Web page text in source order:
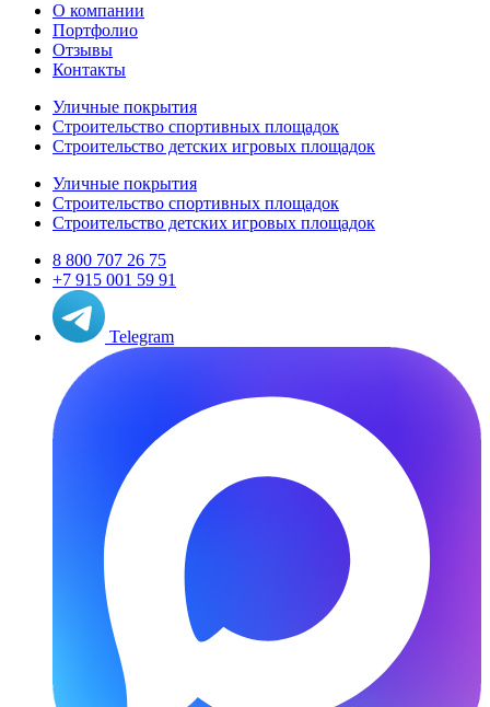
О компании
Портфолио
Отзывы
Контакты
Уличные покрытия
Строительство спортивных площадок
Строительство детских игровых площадок
Уличные покрытия
Строительство спортивных площадок
Строительство детских игровых площадок
8 800 707 26 75
+7 915 001 59 91
Telegram